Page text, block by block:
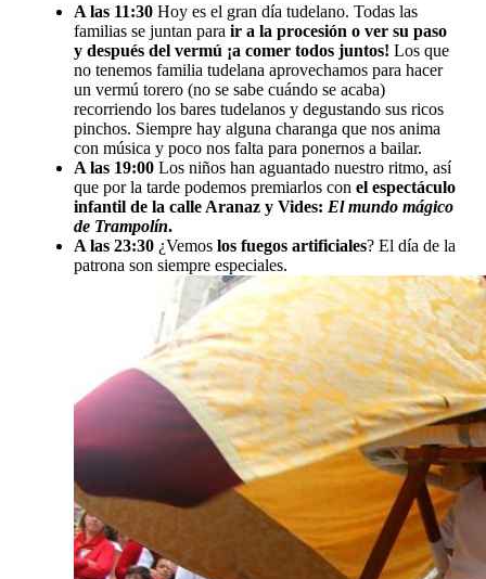
A las 11:30 Hoy es el gran día tudelano. Todas las
familias se juntan para ir a la procesión o ver su paso
y después del vermú ¡a comer todos juntos! Los que
no tenemos familia tudelana aprovechamos para hacer
un vermú torero (no se sabe cuándo se acaba)
recorriendo los bares tudelanos y degustando sus ricos
pinchos. Siempre hay alguna charanga que nos anima
con música y poco nos falta para ponernos a bailar.
A las 19:00 Los niños han aguantado nuestro ritmo, así
que por la tarde podemos premiarlos con el espectáculo
infantil de la calle Aranaz y Vides: El mundo mágico
de Trampolín.
A las 23:30 ¿Vemos los fuegos artificiales? El día de la
patrona son siempre especiales.